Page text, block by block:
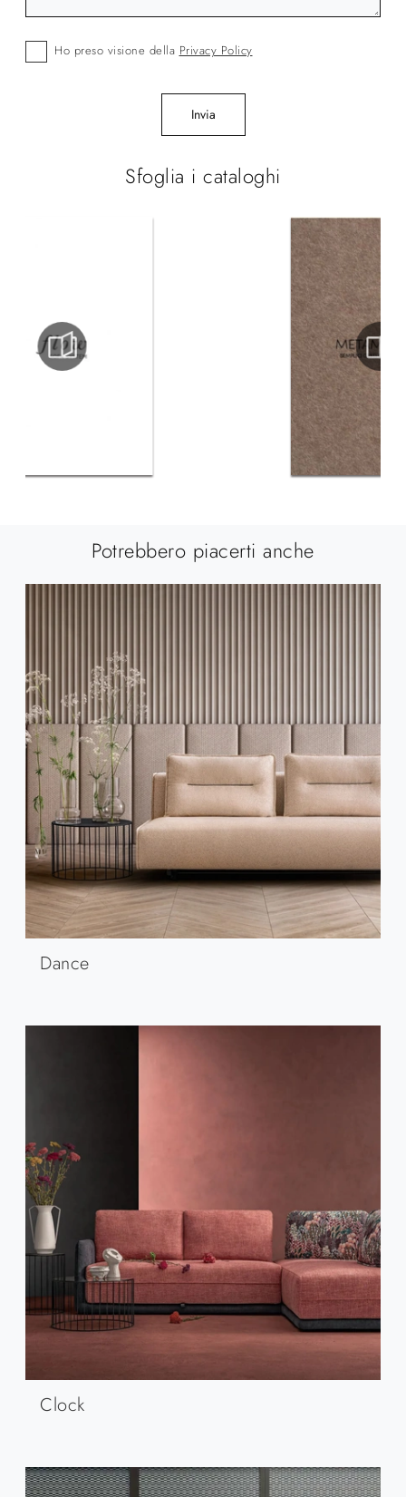
Sfoglia i cataloghi
Ho preso visione della Privacy Policy
Invia
Potrebbero piacerti anche
Dance
Clock